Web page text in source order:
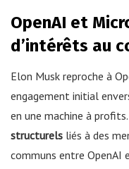
OpenAI et
d’intérêts au
Elon Musk reproche à
engagement initial
en une machine à
structurels liés à des
communs entre